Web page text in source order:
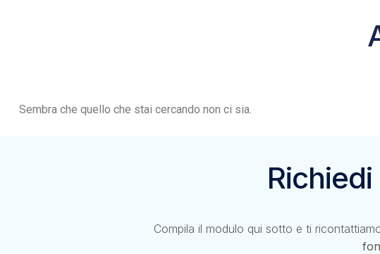
Sembra che quello che stai cercando non ci sia.
Compila il modulo qui sotto e ti